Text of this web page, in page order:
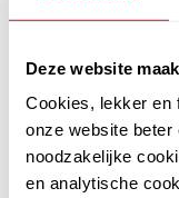
Deze website
Cookies, lekker en
onze website beter
noodzakelijke
en analytische